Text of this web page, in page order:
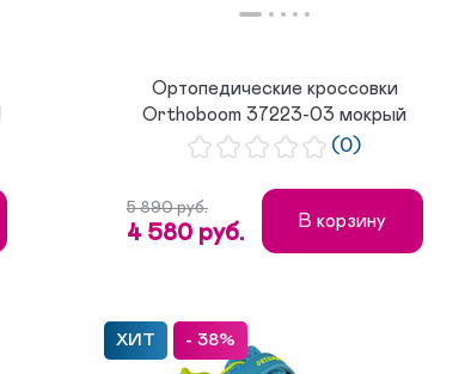
Ортопедические кроссовки
Orthoboom 37223-03 мокрый
асфальт...
(0)
5 890 руб.
4 580 руб. В корзину
ХИТ - 38%